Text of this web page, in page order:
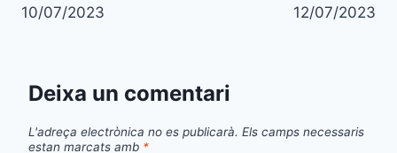
10/07/2023
12/07/2023
Deixa un comentari
L'adreça electrònica no es publicarà. Els camps necessaris
estan marcats amb *